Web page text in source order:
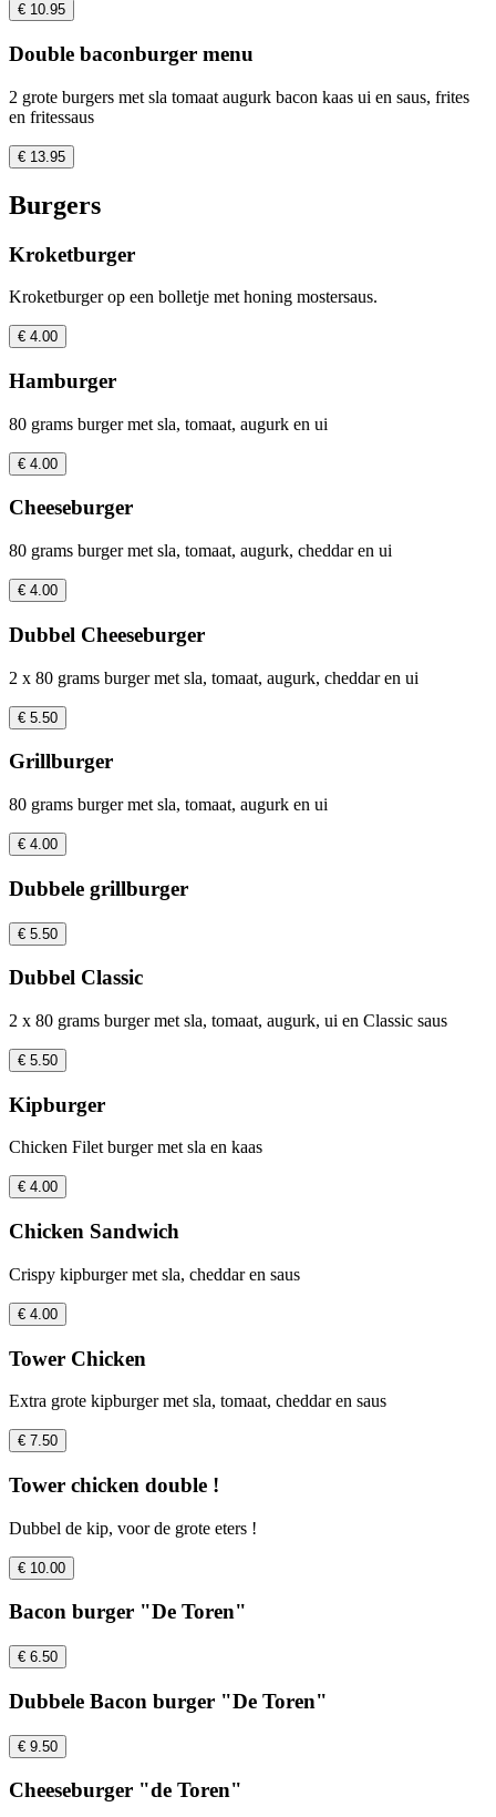
€ 10.95
Double baconburger menu
2 grote burgers met sla tomaat augurk bacon kaas ui en saus, frites
en fritessaus
€ 13.95
Burgers
Kroketburger
Kroketburger op een bolletje met honing mostersaus.
€ 4.00
Hamburger
80 grams burger met sla, tomaat, augurk en ui
€ 4.00
Cheeseburger
80 grams burger met sla, tomaat, augurk, cheddar en ui
€ 4.00
Dubbel Cheeseburger
2 x 80 grams burger met sla, tomaat, augurk, cheddar en ui
€ 5.50
Grillburger
80 grams burger met sla, tomaat, augurk en ui
€ 4.00
Dubbele grillburger
€ 5.50
Dubbel Classic
2 x 80 grams burger met sla, tomaat, augurk, ui en Classic saus
€ 5.50
Kipburger
Chicken Filet burger met sla en kaas
€ 4.00
Chicken Sandwich
Crispy kipburger met sla, cheddar en saus
€ 4.00
Tower Chicken
Extra grote kipburger met sla, tomaat, cheddar en saus
€ 7.50
Tower chicken double !
Dubbel de kip, voor de grote eters !
€ 10.00
Bacon burger "De Toren"
€ 6.50
Dubbele Bacon burger "De Toren"
€ 9.50
Cheeseburger "de Toren"